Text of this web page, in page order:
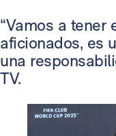
“Vamos a
aficionados, es
una
TV.